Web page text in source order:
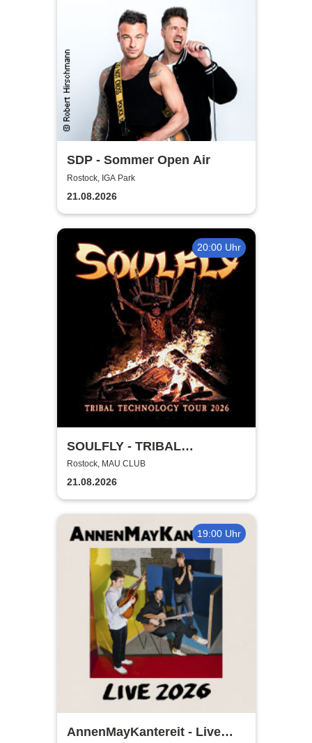
SDP - Sommer Open Air
Rostock, IGA Park
21.08.2026
20:00 Uhr
SOULFLY - TRIBAL
TECHNOLOGY TOUR 2026
Rostock, MAU CLUB
21.08.2026
19:00 Uhr
AnnenMayKantereit - Live